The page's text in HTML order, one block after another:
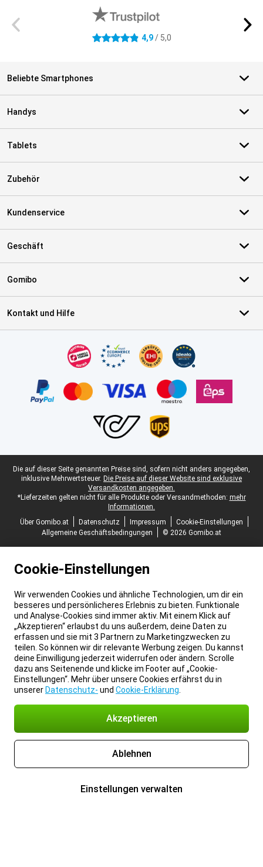
4.9 Sterne 4,9/ 5,0
Beliebte Smartphones
Handys
Tablets
Zubehör
Kundenservice
Geschäft
Gomibo
Kontakt und Hilfe
Juristische Fußzeile
Die auf dieser Seite genannten Preise sind, sofern nicht anders angegeben,
inklusive Mehrwertsteuer. Die Preise auf dieser Website sind exklusive
Versandkosten angegeben.
*Lieferzeiten gelten nicht für alle Produkte oder Versandmethoden: mehr
Informationen.
Über Gomibo.at
Datenschutz Impressum
Cookie-Einstellungen
Allgemeine Geschäftsbedingungen
© 2026 Gomibo.at
Cookie-Einstellungen
Wir verwenden Cookies und ähnliche Technologien, um dir ein
besseres und persönlicheres Erlebnis zu bieten. Funktionale
und Analyse-Cookies sind immer aktiv. Mit einem Klick auf
„Akzeptieren“ erlaubst du uns außerdem, deine Daten zu
erfassen und sie mit 3 Partnern zu Marketingzwecken zu
teilen. So können wir dir relevante Werbung zeigen. Du kannst
deine Einwilligung jederzeit widerrufen oder ändern. Scrolle
dazu ans Seitenende und klicke im Footer auf „Cookie-
Einstellungen“. Mehr über unsere Cookies erfährst du in
unserer Datenschutz- und Cookie-Erklärung
Akzeptieren
Ablehnen
Einstellungen verwalten